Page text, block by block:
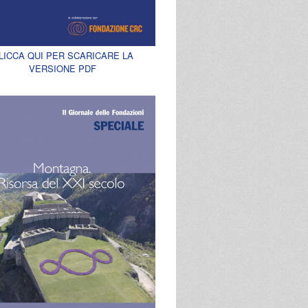
QUI PER SCARICARE LA
VERSIONE PDF